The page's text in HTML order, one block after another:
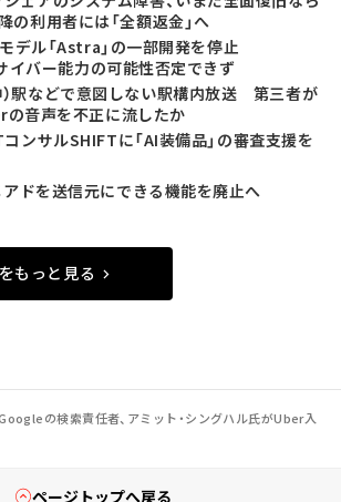
利用者には「全額返金」へ
デル「Astra」の一部開発を停止
イバー能力の可能性否定できず
）駅などで意図しない駅構内放送 第三者が
音声を不正に流したか
ンサルSHIFTに「AI装備品」の審査支援を
ドを送信元にできる機能を廃止へ
もっと見る
の検索責任者、アミット・シングハル氏がUber入
ページトップへ戻る